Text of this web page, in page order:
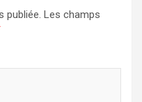
publiée. Les champs